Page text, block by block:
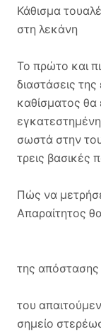
Κάθισμα
στη λεκάνη
Το πρώτο και
διαστάσεις
καθίσματος θα
σωστά στην
τρεις βασικές
Πώς να
Απαραίτητος
της
του
σημείο